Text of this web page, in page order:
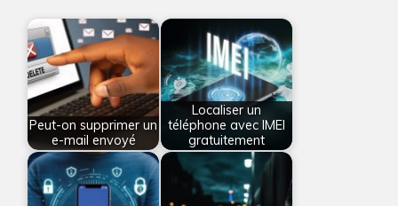
Peut-on supprimer un
e-mail envoyé
Localiser un
téléphone avec IMEI
gratuitement